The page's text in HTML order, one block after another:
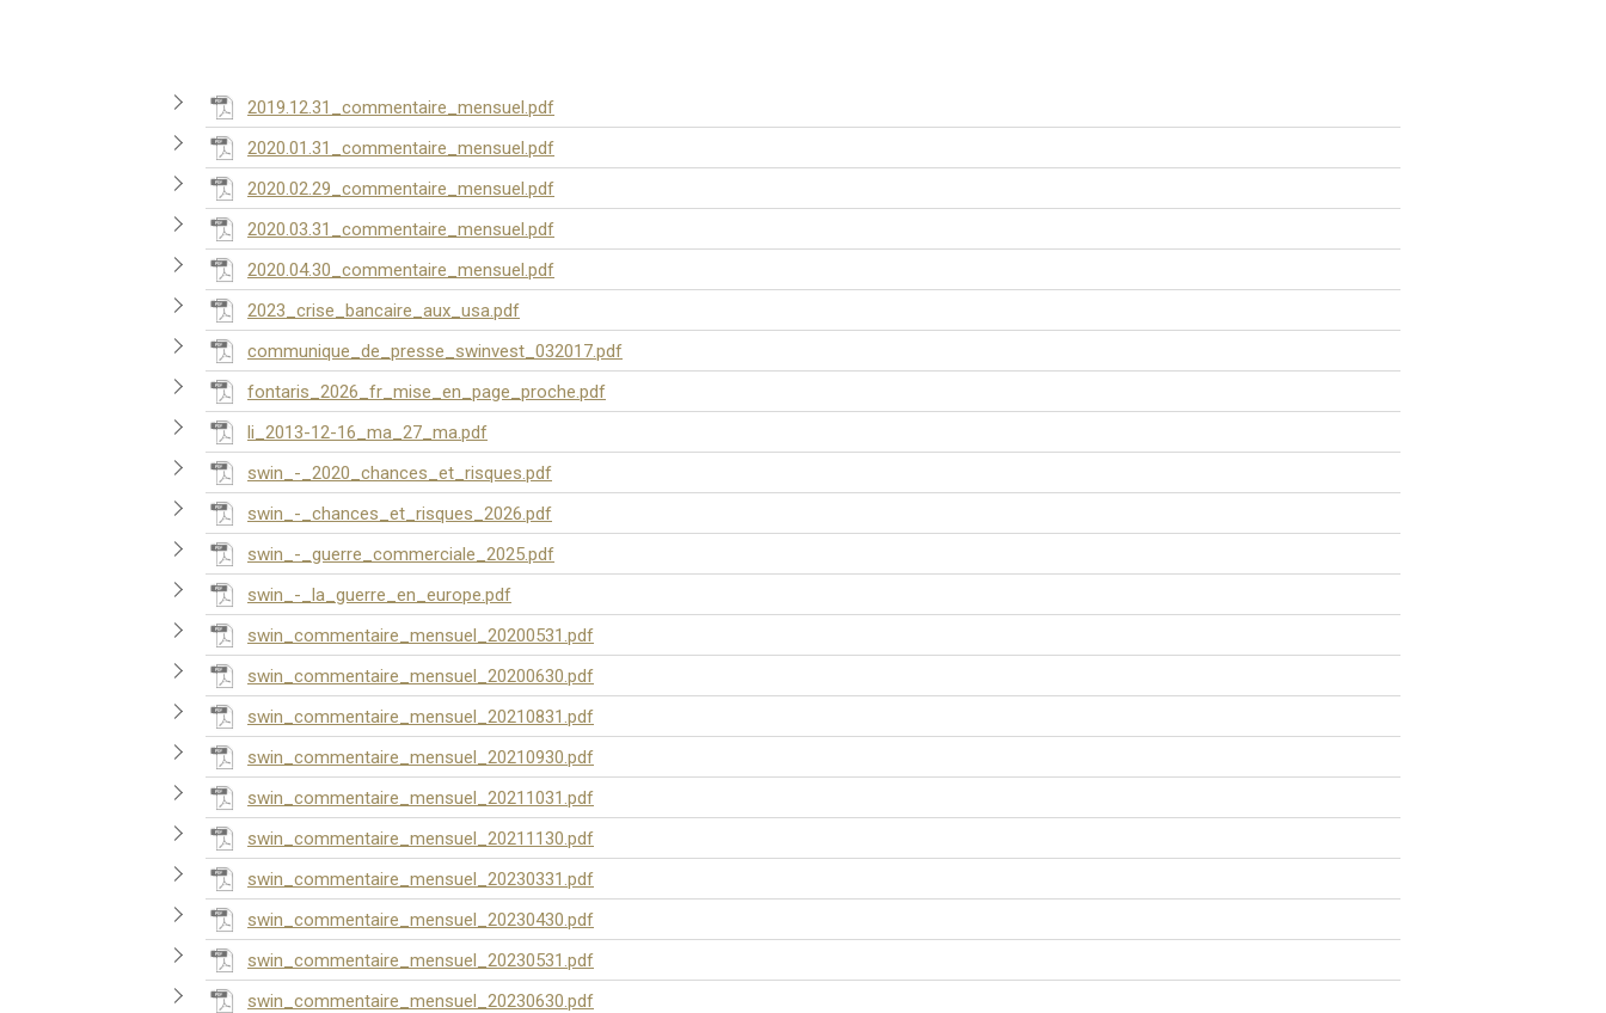
2019.12.31_commentaire_mensuel.pdf
2020.01.31_commentaire_mensuel.pdf
2020.02.29_commentaire_mensuel.pdf
2020.03.31_commentaire_mensuel.pdf
2020.04.30_commentaire_mensuel.pdf
2023_crise_bancaire_aux_usa.pdf
communique_de_presse_swinvest_032017.pdf
fontaris_2026_fr_mise_en_page_proche.pdf
li_2013-12-16_ma_27_ma.pdf
swin_-_2020_chances_et_risques.pdf
swin_-_chances_et_risques_2026.pdf
swin_-_guerre_commerciale_2025.pdf
swin_-_la_guerre_en_europe.pdf
swin_commentaire_mensuel_20200531.pdf
swin_commentaire_mensuel_20200630.pdf
swin_commentaire_mensuel_20210831.pdf
swin_commentaire_mensuel_20210930.pdf
swin_commentaire_mensuel_20211031.pdf
swin_commentaire_mensuel_20211130.pdf
swin_commentaire_mensuel_20230331.pdf
swin_commentaire_mensuel_20230430.pdf
swin_commentaire_mensuel_20230531.pdf
swin_commentaire_mensuel_20230630.pdf